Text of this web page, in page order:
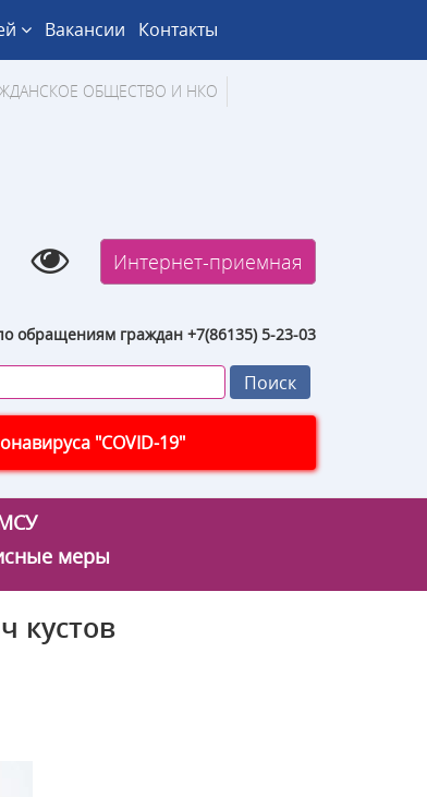
Вакансии Контакты
ОБЩЕСТВО И НКО
Интернет-приемная
обращениям граждан +7(86135) 5-23-03
"COVID-19"
меры
кустов